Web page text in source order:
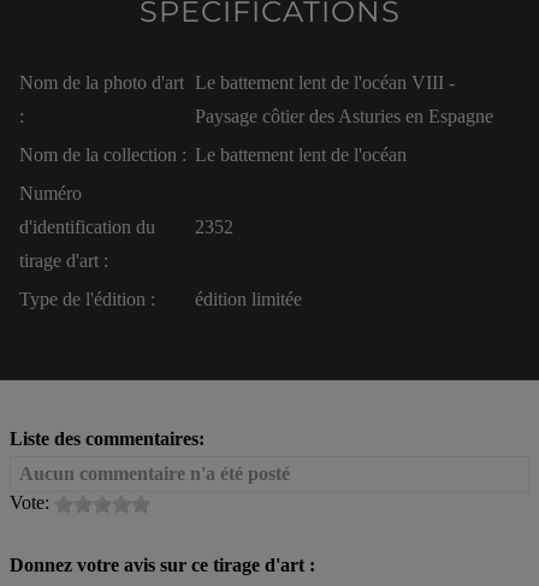
SPÉCIFICATIONS
Nom de la photo d'art
:
Le battement lent de l'océan VIII -
Paysage côtier des Asturies en Espagne
Nom de la collection : Le battement lent de l'océan
Numéro
d'identification du
tirage d'art :
2352
Type de l'édition : édition limitée
Liste des commentaires:
Aucun commentaire n'a été posté
Vote:
Donnez votre avis sur ce tirage d'art :